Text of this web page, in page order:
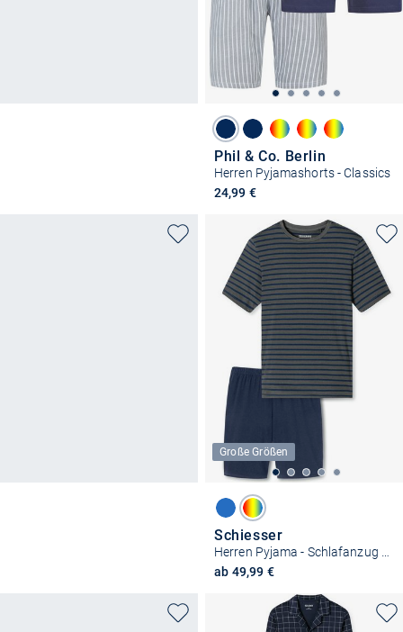
Phil & Co. Berlin
Herren Pyjamashorts - Classics
24,99 €
Große Größen
Schiesser
Herren Pyjama - Schlafanzug kurz - Casual Essentials
ab 49,99 €